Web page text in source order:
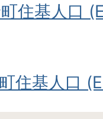
住基人口
住基人口